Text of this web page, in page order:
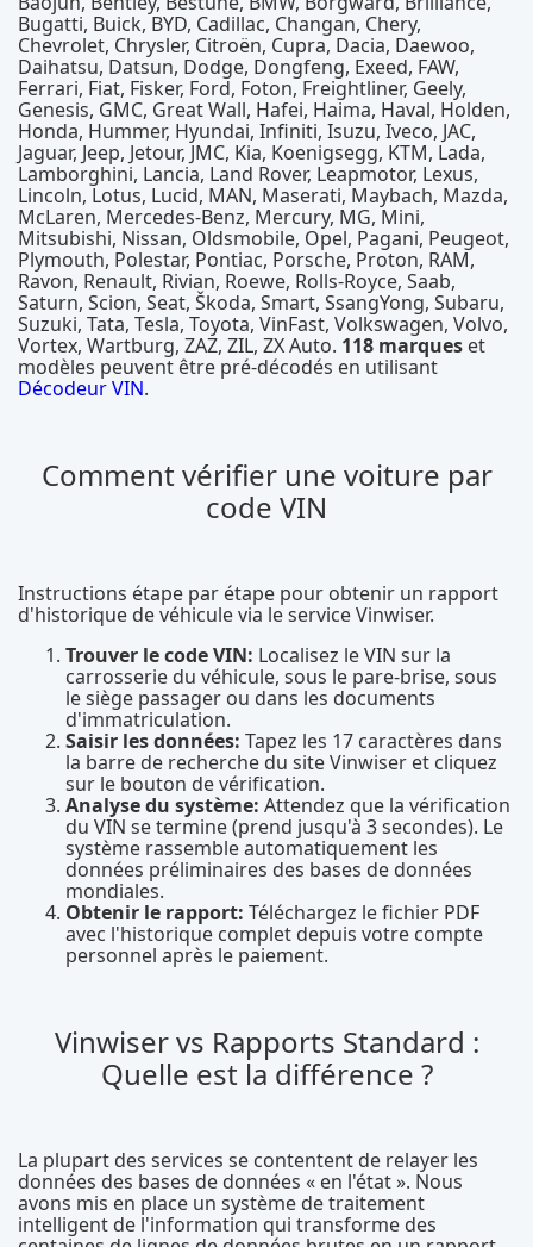
Bugatti, Buick, BYD, Cadillac, Changan, Chery,
Chevrolet, Chrysler, Citroën, Cupra, Dacia, Daewoo,
Daihatsu, Datsun, Dodge, Dongfeng, Exeed, FAW,
Ferrari, Fiat, Fisker, Ford, Foton, Freightliner, Geely,
Genesis, GMC, Great Wall, Hafei, Haima, Haval, Holden,
Honda, Hummer, Hyundai, Infiniti, Isuzu, Iveco, JAC,
Jaguar, Jeep, Jetour, JMC, Kia, Koenigsegg, KTM, Lada,
Lamborghini, Lancia, Land Rover, Leapmotor, Lexus,
Lincoln, Lotus, Lucid, MAN, Maserati, Maybach, Mazda,
McLaren, Mercedes-Benz, Mercury, MG, Mini,
Mitsubishi, Nissan, Oldsmobile, Opel, Pagani, Peugeot,
Plymouth, Polestar, Pontiac, Porsche, Proton, RAM,
Ravon, Renault, Rivian, Roewe, Rolls-Royce, Saab,
Saturn, Scion, Seat, Škoda, Smart, SsangYong, Subaru,
Suzuki, Tata, Tesla, Toyota, VinFast, Volkswagen, Volvo,
Vortex, Wartburg, ZAZ, ZIL, ZX Auto. 118 marques et
modèles peuvent être pré-décodés en utilisant
Décodeur VIN.
Comment vérifier une voiture par
code VIN
Instructions étape par étape pour obtenir un rapport
d'historique de véhicule via le service Vinwiser.
Trouver le code VIN: Localisez le VIN sur la
carrosserie du véhicule, sous le pare-brise, sous
le siège passager ou dans les documents
d'immatriculation.
Saisir les données: Tapez les 17 caractères dans
la barre de recherche du site Vinwiser et cliquez
sur le bouton de vérification.
Analyse du système: Attendez que la vérification
du VIN se termine (prend jusqu'à 3 secondes). Le
système rassemble automatiquement les
données préliminaires des bases de données
mondiales.
Obtenir le rapport: Téléchargez le fichier PDF
avec l'historique complet depuis votre compte
personnel après le paiement.
Vinwiser vs Rapports Standard :
Quelle est la différence ?
La plupart des services se contentent de relayer les
données des bases de données « en l'état ». Nous
avons mis en place un système de traitement
intelligent de l'information qui transforme des